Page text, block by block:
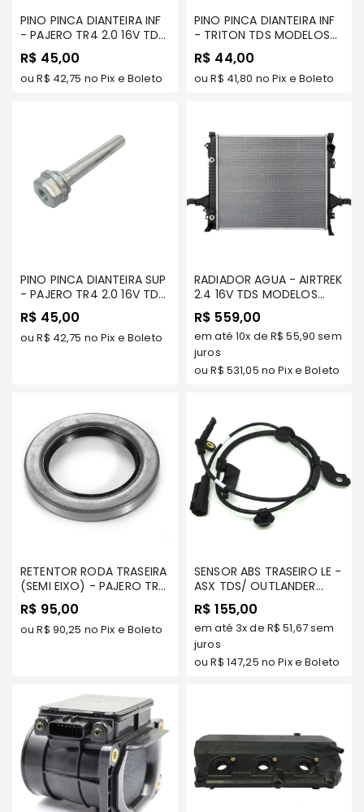
Freio
Filtros
Acessórios
Freio
Correias
Filtros
Transmissão
Acessórios
L200
GL,
GLS
e
SPORT
Freio
Correias
Filtros
Transmissão
Acessórios
Pajero
Motor
Suspensão
Freio
PINO PINCA DIANTEIRA INF
- PAJERO TR4 2.0 16V TDS
MODELOS - MILTPARTS -
MR334954 MT
R$ 45,00
ouR$ 42,75 no Pix e Boleto
PINO PINCA DIANTEIRA INF
- TRITON TDS MODELOS
2007 A 2017/ DAKAR TDS
MODELOS - MILTPARTS -
4605A052 MT
R$ 44,00
ouR$ 41,80 no Pix e Boleto
PINO PINCA DIANTEIRA SUP
- PAJERO TR4 2.0 16V TDS
MODELOS - MILTPARTS -
MR334902 MT
R$ 45,00
ouR$ 42,75 no Pix e Boleto
RADIADOR AGUA - AIRTREK
2.4 16V TDS MODELOS
(AT) - MILTPARTS -
MN156319 MT
R$ 559,00
em até 10x de R$ 55,90 sem
juros
ouR$ 531,05 no Pix e Boleto
RETENTOR RODA TRASEIRA
(SEMI EIXO) - PAJERO TR4
TDS MODELOS -
MILTPARTS - MR470930
MT
R$ 95,00
ouR$ 90,25 no Pix e Boleto
SENSOR ABS TRASEIRO LE -
ASX TDS/ OUTLANDER
2.0/2.4 TDS 2007 A 2014
(4 CLIINDROS) -
MILTPARTS - 4670A579
MT
R$ 155,00
em até 3xde R$ 51,67sem
juros
ouR$ 147,25 no Pix e Boleto